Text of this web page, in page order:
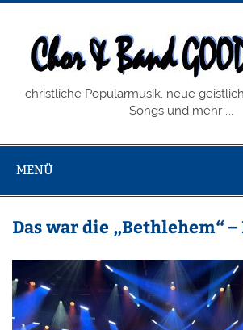
Zum
christliche Popularmusik, neue
Songs und mehr …,
MENÜ
Das war die „Bethlehem“